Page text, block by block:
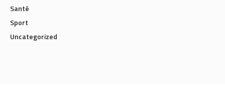
Santé
Sport
Uncategorized